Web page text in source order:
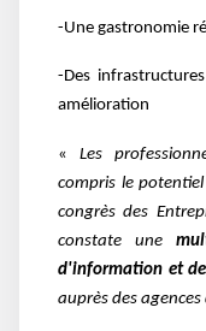
-Une gastronomie
-Des
amélioration
«Les
compris le
congrès des
constate une
d'information et
auprès des